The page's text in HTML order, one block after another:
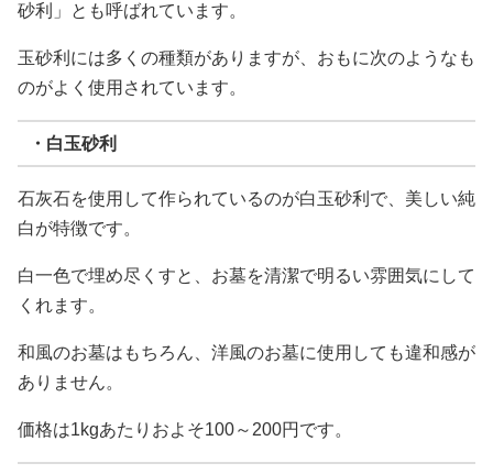
砂利」とも呼ばれています。
玉砂利には多くの種類がありますが、おもに次のようなも
のがよく使用されています。
・白玉砂利
石灰石を使用して作られているのが白玉砂利で、美しい純
白が特徴です。
白一色で埋め尽くすと、お墓を清潔で明るい雰囲気にして
くれます。
和風のお墓はもちろん、洋風のお墓に使用しても違和感が
ありません。
価格は1kgあたりおよそ100～200円です。